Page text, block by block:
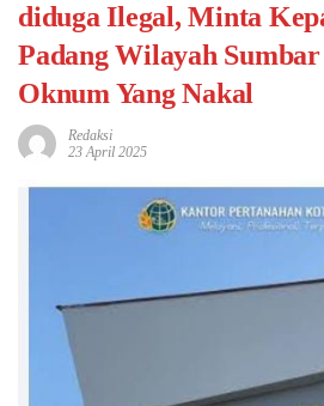
diduga Ilegal, Minta
Padang Wilayah
Oknum Yang Nakal
Redaksi
23 April 2025